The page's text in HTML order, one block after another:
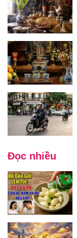
Đọc nhiều